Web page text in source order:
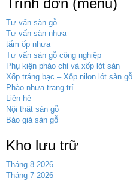
Trình đơn (menu)
Tư vấn sàn gỗ
Tư vấn sàn nhựa
tấm ốp nhựa
Tư vấn sàn gỗ công nghiệp
Phụ kiện phào chỉ và xốp lót sàn
Xốp tráng bạc – Xốp nilon lót sàn gỗ
Phào nhựa trang trí
Liên hệ
Nội thât sàn gỗ
Báo giá sàn gỗ
Kho lưu trữ
Tháng 8 2026
Tháng 7 2026